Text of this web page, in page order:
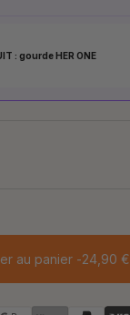
: gourde HER ONE
au panier -24,90 €